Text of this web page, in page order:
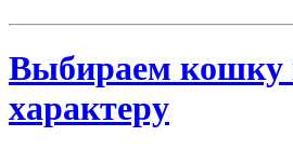
Выбираем кошку
характеру